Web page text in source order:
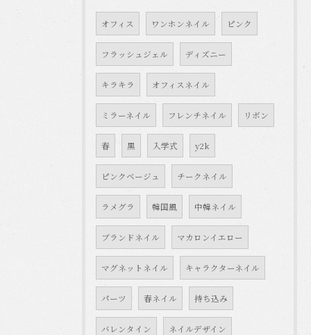
オフィス ワンホンネイル ピンク
フラッシュジェル ディズニー
キラキラ オフィスネイル
ミラーネイル フレンチネイル リボン
春 黒 入学式 y2k
ピンクベージュ チークネイル
ラメグラ 韓国風 中韓ネイル
ブランドネイル マカロンイエロー
マグネットネイル キャラクターネイル
パーツ 春ネイル 持ち込み
バレンタイン ネイルデザイン